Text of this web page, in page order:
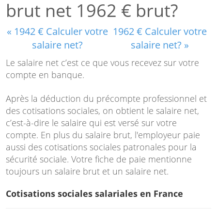
brut net 1962 € brut?
« 1942 € Calculer votre
salaire net?
1962 € Calculer votre
salaire net? »
Le salaire net c’est ce que vous recevez sur votre
compte en banque.
Après la déduction du précompte professionnel et
des cotisations sociales, on obtient le salaire net,
c’est-à-dire le salaire qui est versé sur votre
compte. En plus du salaire brut, l'employeur paie
aussi des cotisations sociales patronales pour la
sécurité sociale. Votre fiche de paie mentionne
toujours un salaire brut et un salaire net.
Cotisations sociales salariales en France